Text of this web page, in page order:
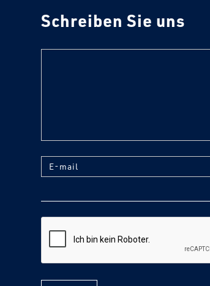
Schreiben Sie uns
E-mail